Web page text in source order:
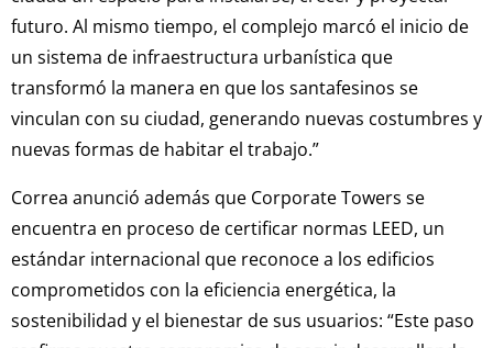
futuro. Al mismo tiempo, el complejo marcó el inicio de
un sistema de infraestructura urbanística que
transformó la manera en que los santafesinos se
vinculan con su ciudad, generando nuevas costumbres y
nuevas formas de habitar el trabajo.”
Correa anunció además que Corporate Towers se
encuentra en proceso de certificar normas LEED, un
estándar internacional que reconoce a los edificios
comprometidos con la eficiencia energética, la
sostenibilidad y el bienestar de sus usuarios: “Este paso